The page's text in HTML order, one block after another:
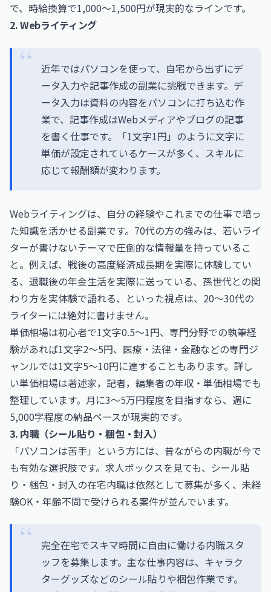
で、時給換算で1,000〜1,500円が現実的なラインです。
2. Webライティング
近年ではパソコンを使って、自宅から出ずにデ
ータ入力や記事作成の副業に挑戦できます。デ
ータ入力は資料の内容をパソコンに打ち込む作
業で、記事作成はWebメディアやブログの記事
を書く仕事です。「1文字1円」のように文字に
単価が設定されているケースが多く、スキルに
応じて報酬額が変わります。
Webライティングは、自分の経験やこれまでの仕事で培っ
た知識を活かせる副業です。70代の方の強みは、若いライ
ターが書けないテーマで圧倒的な情報量を持っているこ
と。例えば、戦後の高度経済成長期を実際に体験してい
る、退職後の年金生活を実際に送っている、孫世代との関
わり方を実体験で語れる、といった視点は、20〜30代の
ライターには絶対に書けません。
単価相場は初心者で1文字0.5〜1円、専門分野での執筆経
験があれば1文字2〜5円、医療・法律・金融などの専門ジ
ャンルでは1文字5〜10円に達することもあります。詳し
い単価相場は著述家，記者，編集者の年収・単価相場でも
整理しています。月に3〜5万円程度を目指すなら、週に
5,000字程度の納品ペースが現実的です。
3. 内職（シール貼り・梱包・封入）
「パソコンは苦手」という方には、昔ながらの内職が今で
も有効な選択肢です。求人ボックスを見ても、シール貼
り・梱包・封入の在宅内職は依然として募集が多く、未経
験OK・年齢不問で受けられる案件が並んでいます。
完全在宅でスキマ時間に自由に働ける内職スタ
ッフを募集します。主な仕事内容は、キャラク
ターグッズなどのシール貼りや梱包作業です。